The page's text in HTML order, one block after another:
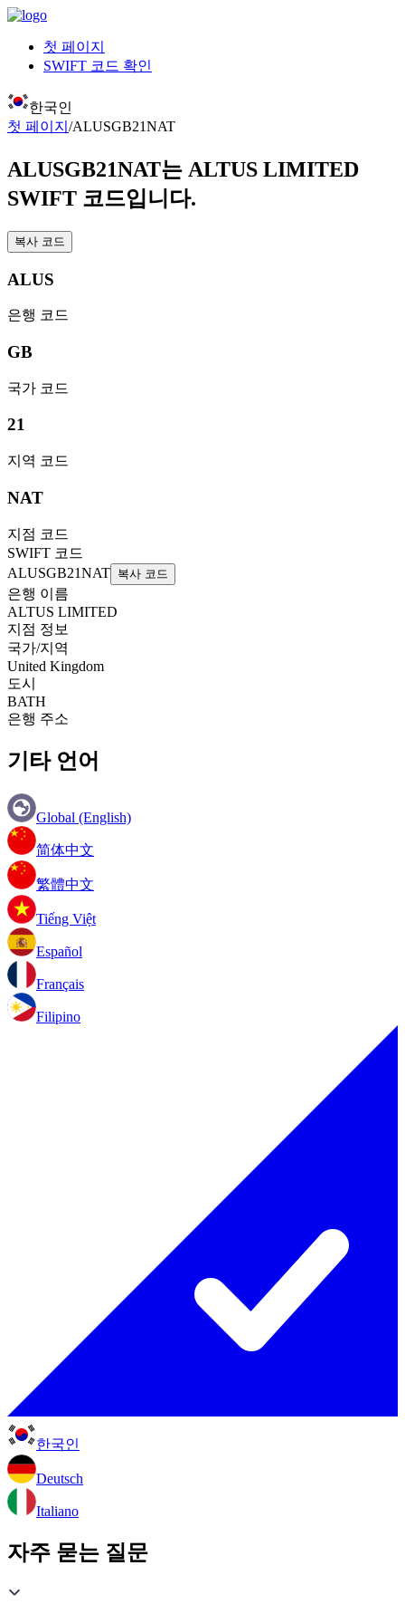
첫 페이지
SWIFT 코드 확인
한국인
첫 페이지 /ALUSGB21NAT
ALUSGB21NAT는 ALTUS LIMITED
SWIFT 코드입니다.
복사 코드
ALUS
은행 코드
GB
국가 코드
21
지역 코드
NAT
지점 코드
SWIFT 코드
ALUSGB21NAT 복사 코드
은행 이름
ALTUS LIMITED
지점 정보
국가/지역
United Kingdom
도시
BATH
은행 주소
기타 언어
Global (English)
简体中文
繁體中文
Tiếng Việt
Español
Français
Filipino
한국인
Deutsch
Italiano
자주 묻는 질문